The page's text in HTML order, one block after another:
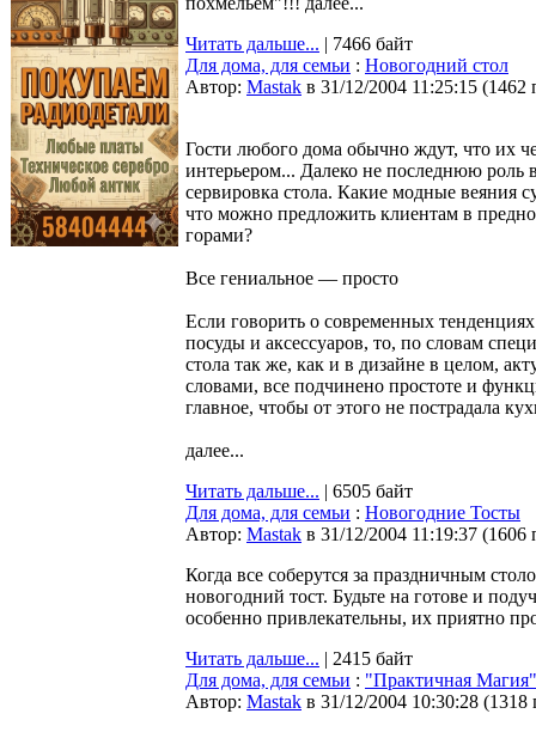
Читать дальше... | 7466 байт
Для дома, для семьи : Новогодний стол
Автор: Мastak в 31/12/2004 11:25:15 (1462
Гости любого дома обычно ждут, что их
интерьером... Далеко не последнюю роль
сервировка стола. Какие модные веяния
что можно предложить клиентам в
горами?
Все гениальное — просто
Если говорить о современных
посуды и аксессуаров, то, по словам
стола так же, как и в дизайне в целом,
словами, все подчинено простоте и
главное, чтобы от этого не пострадала
далее...
Читать дальше... | 6505 байт
Для дома, для семьи : Новогодние Тосты
Автор: Мastak в 31/12/2004 11:19:37 (1606
Когда все соберутся за праздничным
новогодний тост. Будьте на готове и
особенно привлекательны, их приятно
Читать дальше... | 2415 байт
Для дома, для семьи : "Практичная Магия"
Автор: Мastak в 31/12/2004 10:30:28 (1318